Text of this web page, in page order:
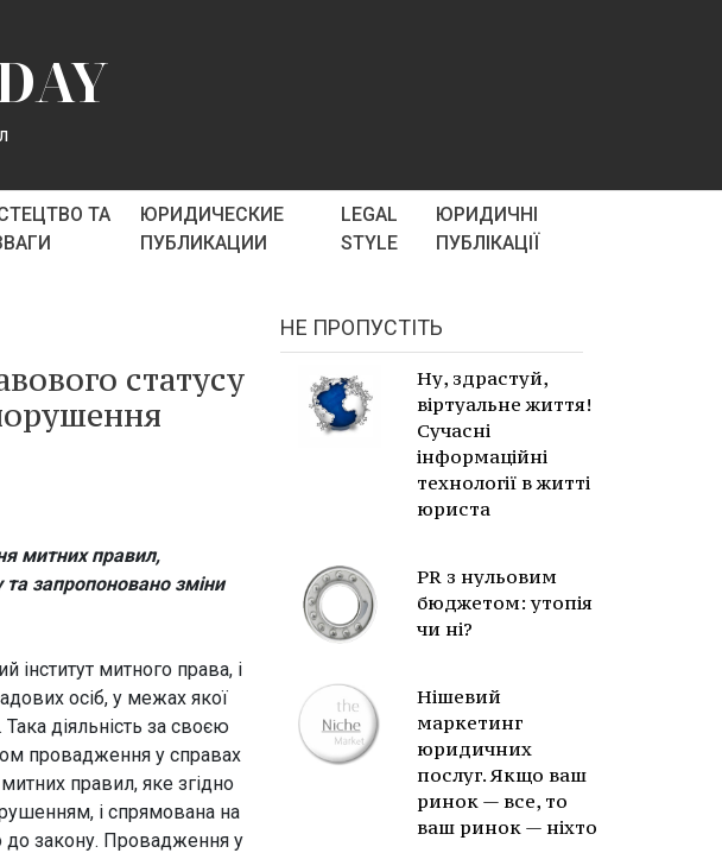
ТА
ЮРИДИЧЕСКИЕ
ПУБЛИКАЦИИ
LEGAL
STYLE
ЮРИДИЧНІ
ПУБЛІКАЦІЇ
статусу
митних правил,
та запропоновано зміни
митного права, і
осіб, у межах якої
діяльність за своєю
провадження у справах
правил, яке згідно
і спрямована на
до закону. Провадження у
НЕ ПРОПУСТІТЬ
Ну, здрастуй,
віртуальне життя!
Сучасні
інформаційні
технології в житті
юриста
PR з нульовим
бюджетом: утопія
чи ні?
Нішевий
маркетинг
юридичних
послуг. Якщо ваш
ринок — все, то
ваш ринок — ніхто